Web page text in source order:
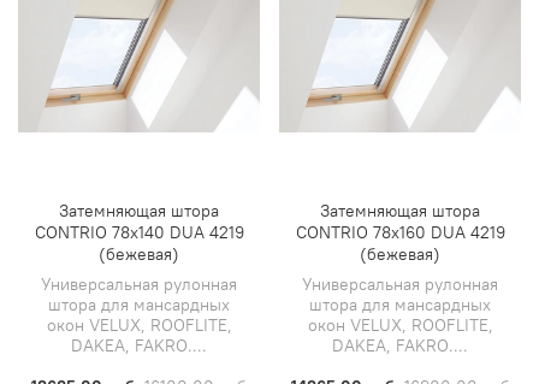
Затемняющая штора
CONTRIO 78х140 DUA 4219
(бежевая)
Универсальная рулонная
штора для мансардных
окон VELUX, ROOFLITE,
DAKEA, FAKRO....
Затемняющая штора
CONTRIO 78х160 DUA 4219
(бежевая)
Универсальная рулонная
штора для мансардных
окон VELUX, ROOFLITE,
DAKEA, FAKRO....